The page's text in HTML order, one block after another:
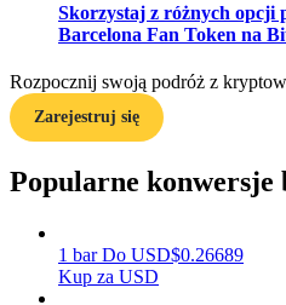
Zarabiać
Skorzystaj z różnych opcji
Barcelona Fan Token na
Rozpocznij swoją podróż z
Zarejestruj się
Popularne
1 bar Do USD$0.26689
Kup za USD